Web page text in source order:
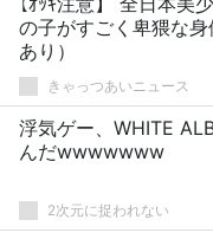
の子がすごく卑猥な
あり）
きゃっつあいニュース
浮気ゲー、WHITE
んだwwwwwww
2次元に捉われない